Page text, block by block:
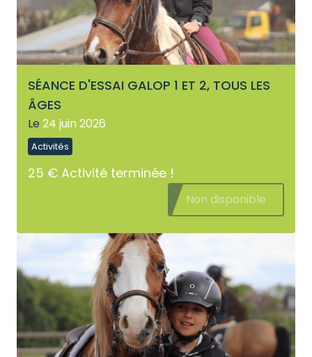
SÉANCE D'ESSAI GALOP 1 ET 2, TOUS LES
ÂGES
Le 24 juin 2026
Activités
25 € Activité terminée !
Non disponible